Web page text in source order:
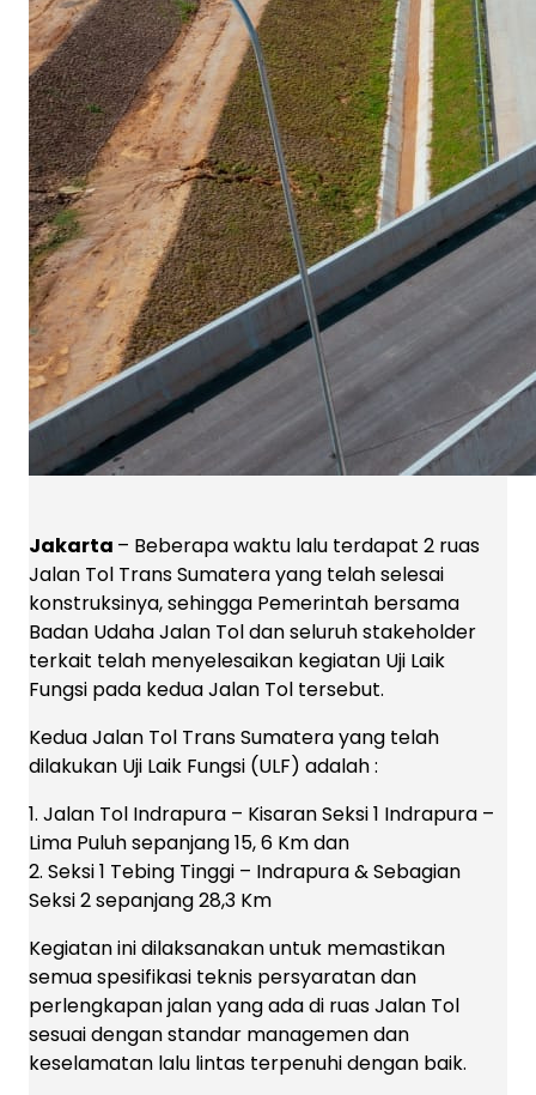
Jakarta – Beberapa waktu lalu terdapat 2 ruas
Jalan Tol Trans Sumatera yang telah selesai
konstruksinya, sehingga Pemerintah bersama
Badan Udaha Jalan Tol dan seluruh stakeholder
terkait telah menyelesaikan kegiatan Uji Laik
Fungsi pada kedua Jalan Tol tersebut.
Kedua Jalan Tol Trans Sumatera yang telah
dilakukan Uji Laik Fungsi (ULF) adalah :
1. Jalan Tol Indrapura – Kisaran Seksi 1 Indrapura –
Lima Puluh sepanjang 15, 6 Km dan
2. Seksi 1 Tebing Tinggi – Indrapura & Sebagian
Seksi 2 sepanjang 28,3 Km
Kegiatan ini dilaksanakan untuk memastikan
semua spesifikasi teknis persyaratan dan
perlengkapan jalan yang ada di ruas Jalan Tol
sesuai dengan standar managemen dan
keselamatan lalu lintas terpenuhi dengan baik.